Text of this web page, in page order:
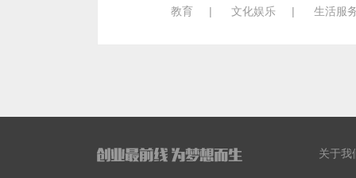
教育
| 文化娱乐 | 生活服
关于我